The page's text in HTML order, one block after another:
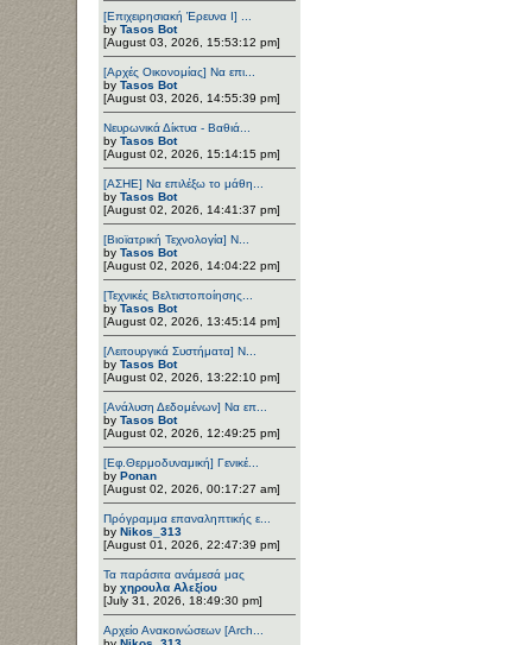
[Επιχειρησιακή Έρευνα Ι] ...
by Tasos Bot
[August 03, 2026, 15:53:12 pm]
[Αρχές Οικονομίας] Να επι...
by Tasos Bot
[August 03, 2026, 14:55:39 pm]
Νευρωνικά Δίκτυα - Βαθιά...
by Tasos Bot
[August 02, 2026, 15:14:15 pm]
[ΑΣΗΕ] Να επιλέξω το μάθη...
by Tasos Bot
[August 02, 2026, 14:41:37 pm]
[Βιοϊατρική Τεχνολογία] Ν...
by Tasos Bot
[August 02, 2026, 14:04:22 pm]
[Τεχνικές Βελτιστοποίησης...
by Tasos Bot
[August 02, 2026, 13:45:14 pm]
[Λειτουργικά Συστήματα] Ν...
by Tasos Bot
[August 02, 2026, 13:22:10 pm]
[Ανάλυση Δεδομένων] Να επ...
by Tasos Bot
[August 02, 2026, 12:49:25 pm]
[Εφ.Θερμοδυναμική] Γενικέ...
by Ponan
[August 02, 2026, 00:17:27 am]
Πρόγραμμα επαναληπτικής ε...
by Nikos_313
[August 01, 2026, 22:47:39 pm]
Τα παράσιτα ανάμεσά μας
by χηρουλα Αλεξίου
[July 31, 2026, 18:49:30 pm]
Αρχείο Ανακοινώσεων [Arch...